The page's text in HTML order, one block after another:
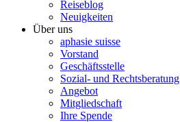
Reiseblog
Neuigkeiten
Über uns
aphasie suisse
Vorstand
Geschäftsstelle
Sozial- und Rechtsberatung
Angebot
Mitgliedschaft
Ihre Spende